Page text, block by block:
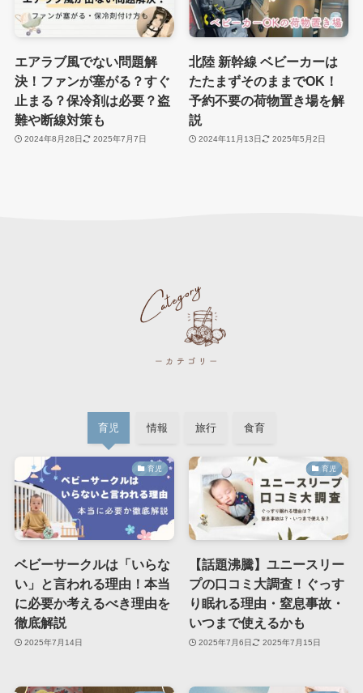
エアラブ風でない問題解
決！ファンが塞がる？すぐ
止まる？保冷剤は必要？盗
難や断線対策も
2024年8月28日 2025年7月7日
北陸 新幹線 ベビーカーは
たたまずそのままでOK！
予約不要の荷物置き場を解
説
2024年11月13日 2025年5月2日
育児 情報 旅行 食育
育児
ベビーサークルは「いらな
い」と言われる理由！本当
に必要か考えるべき理由を
徹底解説
2025年7月14日
育児
【話題沸騰】ユニースリー
プの口コミ大調査！ぐっす
り眠れる理由・窒息事故・
いつまで使えるかも
2025年7月6日 2025年7月15日